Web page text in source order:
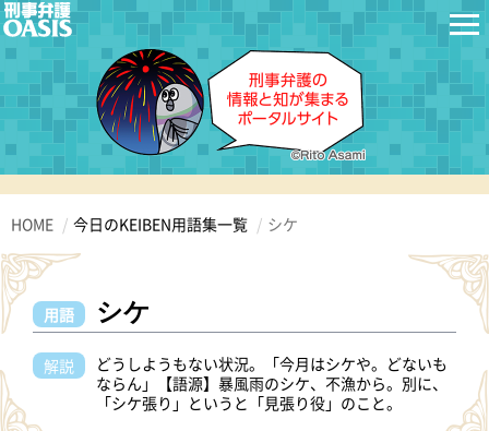
HOME 今日のKEIBEN用語集一覧 シケ
用語 シケ
解説
どうしようもない状況。「今月はシケや。どないも
ならん」【語源】暴風雨のシケ、不漁から。別に、
「シケ張り」というと「見張り役」のこと。